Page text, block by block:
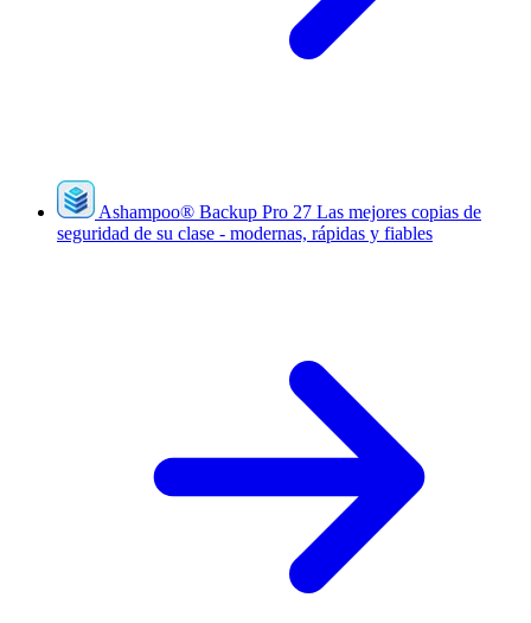
Ashampoo® Backup Pro 27 Las mejores copias de
seguridad de su clase - modernas, rápidas y fiables